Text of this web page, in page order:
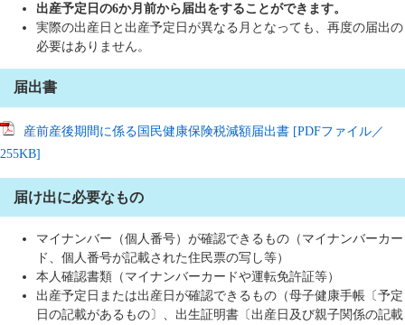
出産予定日の6か月前から届出をすることができます。
実際の出産日と出産予定日が異なる月となっても、再度の届出の
必要はありません。
届出書
産前産後期間に係る国民健康保険税減額届出書 [PDFファイル／
255KB]
届け出に必要なもの
マイナンバー（個人番号）が確認できるもの（マイナンバーカー
ド、個人番号が記載された住民票の写し等）
本人確認書類（マイナンバーカードや運転免許証等）
出産予定日または出産日が確認できるもの（母子健康手帳〔予定
日の記載があるもの〕、出生証明書〔出産日及び親子関係の記載